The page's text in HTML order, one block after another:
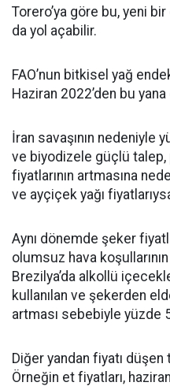
Torero’ya göre bu, yeni
da yol açabilir.
FAO’nun bitkisel yağ
Haziran 2022’den bu
İran savaşının nedeniyle
ve biyodizele güçlü talep,
fiyatlarının artmasına
ve ayçiçek yağı
Aynı dönemde şeker
olumsuz hava
Brezilya’da alkollü
kullanılan ve şekerden
artması sebebiyle yüzde
Diğer yandan fiyatı
Örneğin et fiyatları,